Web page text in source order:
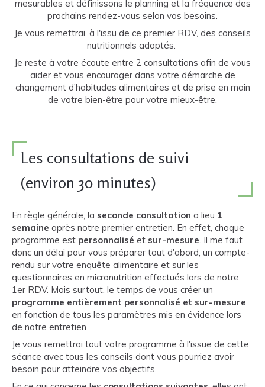
mesurables et définissons le planning et la fréquence des
prochains rendez-vous selon vos besoins.
Je vous remettrai, à l'issu de ce premier RDV, des conseils
nutritionnels adaptés.
Je reste à votre écoute entre 2 consultations afin de vous
aider et vous encourager dans votre démarche de
changement d’habitudes alimentaires et de prise en main
de votre bien-être pour votre mieux-être.
Les consultations de suivi
(environ 30 minutes)
En règle générale, la seconde consultation a lieu 1
semaine après notre premier entretien. En effet, chaque
programme est personnalisé et sur-mesure. Il me faut
donc un délai pour vous préparer tout d'abord, un compte-
rendu sur votre enquête alimentaire et sur les
questionnaires en micronutrition effectués lors de notre
1er RDV. Mais surtout, le temps de vous créer un
programme entièrement personnalisé et sur-mesure
en fonction de tous les paramètres mis en évidence lors
de notre entretien
Je vous remettrai tout votre programme à l'issue de cette
séance avec tous les conseils dont vous pourriez avoir
besoin pour atteindre vos objectifs.